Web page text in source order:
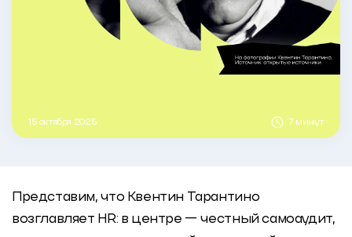
15 октября 2025 7 минут
Представим, что Квентин Тарантино
возглавляет HR: в центре — честный самоаудит,